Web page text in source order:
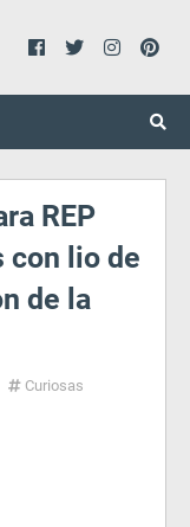
REP
con lio de
de la
Curiosas